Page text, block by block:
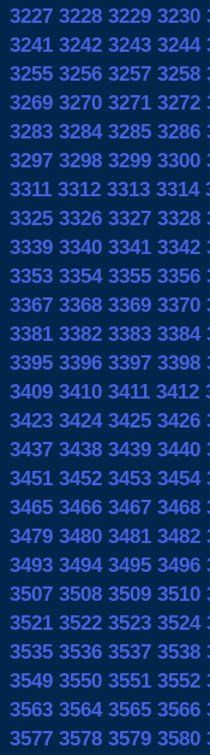
3227 3228 3229 3230
3241 3242 3243 3244
3255 3256 3257 3258
3269 3270 3271 3272
3283 3284 3285 3286
3297 3298 3299 3300
3311 3312 3313 3314
3325 3326 3327 3328
3339 3340 3341 3342
3353 3354 3355 3356
3367 3368 3369 3370
3381 3382 3383 3384
3395 3396 3397 3398
3409 3410 3411 3412
3423 3424 3425 3426
3437 3438 3439 3440
3451 3452 3453 3454
3465 3466 3467 3468
3479 3480 3481 3482
3493 3494 3495 3496
3507 3508 3509 3510
3521 3522 3523 3524
3535 3536 3537 3538
3549 3550 3551 3552
3563 3564 3565 3566
3577 3578 3579 3580